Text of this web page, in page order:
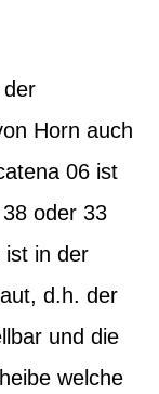
Horn auch
06 ist
oder 33
ist in der
d.h. der
und die
welche